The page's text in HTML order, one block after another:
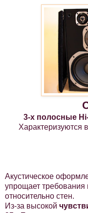
3-х полосные
Характеризуются
Акустическое
упрощает требования
относительно стен.
Из-за высокой